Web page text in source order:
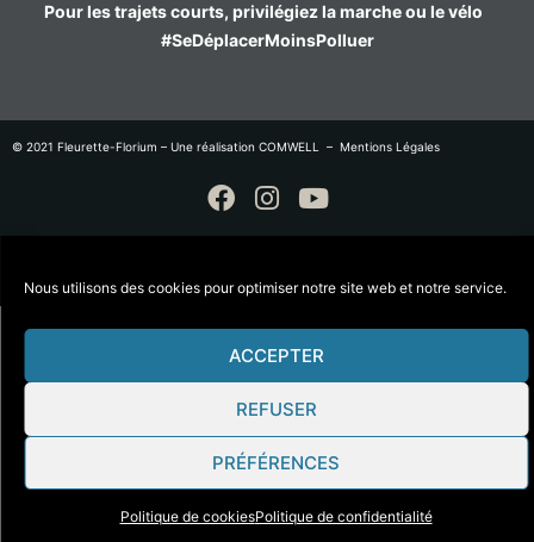
Nous utilisons des cookies pour optimiser notre site web et notre service.
ACCEPTER
REFUSER
PRÉFÉRENCES
Politique de cookiesPolitique de confidentialité
Pour les trajets courts, privilégiez la marche ou le vélo
#SeDéplacerMoinsPolluer
© 2021 Fleurette-Florium – Une réalisation COMWELL – Mentions Légales
Télécharger le catalogue